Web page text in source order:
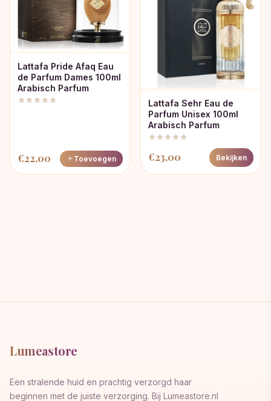
Lattafa Pride Afaq Eau
de Parfum Dames 100ml
Arabisch Parfum
€22,00 Toevoegen
Lattafa Sehr Eau de
Parfum Unisex 100ml
Arabisch Parfum
€23,00 Bekijken
Lumeastore
Een stralende huid en prachtig verzorgd haar
beginnen met de juiste verzorging. Bij Lumeastore.nl